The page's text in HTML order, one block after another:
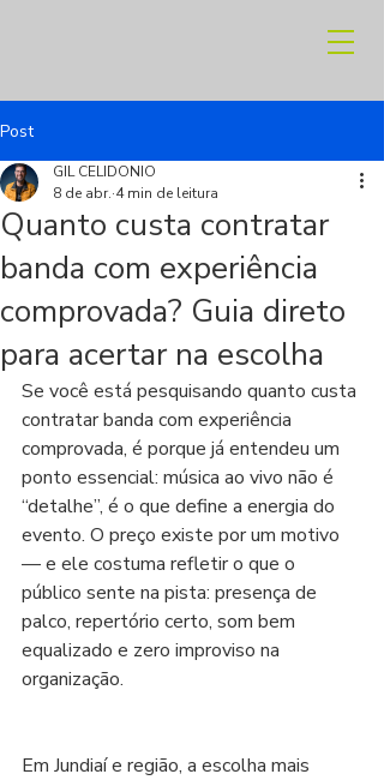
Post
Quanto custa contratar
banda com experiência
comprovada? Guia direto
para acertar na escolha
GIL CELIDONIO
8 de abr. 4 min de leitura
Se você está pesquisando quanto custa
contratar banda com experiência
comprovada, é porque já entendeu um
ponto essencial: música ao vivo não é
“detalhe”, é o que define a energia do
evento. O preço existe por um motivo
— e ele costuma refletir o que o
público sente na pista: presença de
palco, repertório certo, som bem
equalizado e zero improviso na
organização.
Em Jundiaí e região, a escolha mais